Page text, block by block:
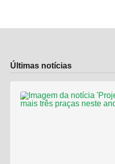
Últimas notícias